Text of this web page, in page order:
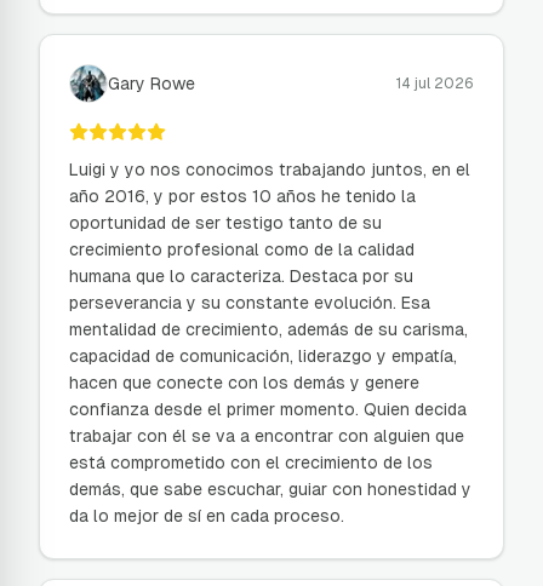
Gary Rowe 14 jul 2026
Luigi y yo nos conocimos trabajando juntos, en el
año 2016, y por estos 10 años he tenido la
oportunidad de ser testigo tanto de su
crecimiento profesional como de la calidad
humana que lo caracteriza. Destaca por su
perseverancia y su constante evolución. Esa
mentalidad de crecimiento, además de su carisma,
capacidad de comunicación, liderazgo y empatía,
hacen que conecte con los demás y genere
confianza desde el primer momento. Quien decida
trabajar con él se va a encontrar con alguien que
está comprometido con el crecimiento de los
demás, que sabe escuchar, guiar con honestidad y
da lo mejor de sí en cada proceso.